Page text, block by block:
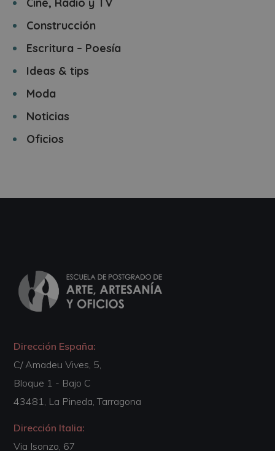
Construcción
Escritura – Poesía
Ideas & tips
Moda
Noticias
Oficios
Dirección España:
C/ Amadeu Vives, 5,
Bloque 1 - Bajo C
43481, La Pineda, Tarragona
Dirección Italia:
Via Isonzo, 67